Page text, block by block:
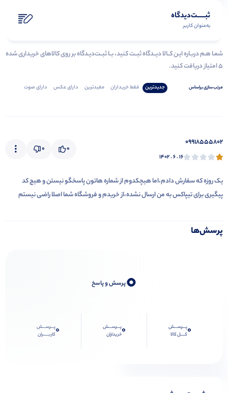
ثبـــــت‌دیدگاه
به‌عنوان کاربر
شمـا هـم دربـاره ایـن کــالا دیــدگاه ثبــت کنید، بــا ثبــت‌دیـدگاه بر روی کالاهای خریداری شده
۵ امتیاز دریافت کنید.
مرتب‌ سازی‌ بر‌اساس جدیدترین فقط‌ خریداران‌ مفیدترین دارای‌ عکس دارای‌ صوت
09918555802
۱۴۰۲ . ۶ . ۱۶
0
0
یک روزه که سفارش دادم،اما هیچکدوم از شماره هاتون پاسخگو نیستن و هیچ کد
پیگیری برای تیپاکس به من ارسال نشده،از خریدم و فروشگاه شما اصلا راضی نیستم
پرسش‌ها
0پرسش و پاسخ
0پـــرســـش
کــــل کالا
0پـــرســـش
خریداران
0پـــرســـش
کاربـــــران